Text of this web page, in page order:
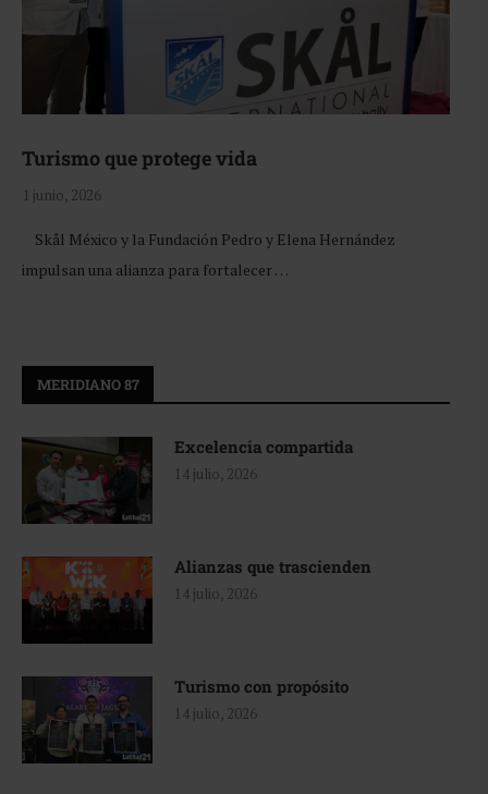
Turismo que protege vida
1 junio, 2026
Skål México y la Fundación Pedro y Elena Hernández
impulsan una alianza para fortalecer …
MERIDIANO 87
Excelencia compartida
14 julio, 2026
Alianzas que trascienden
14 julio, 2026
Turismo con propósito
14 julio, 2026